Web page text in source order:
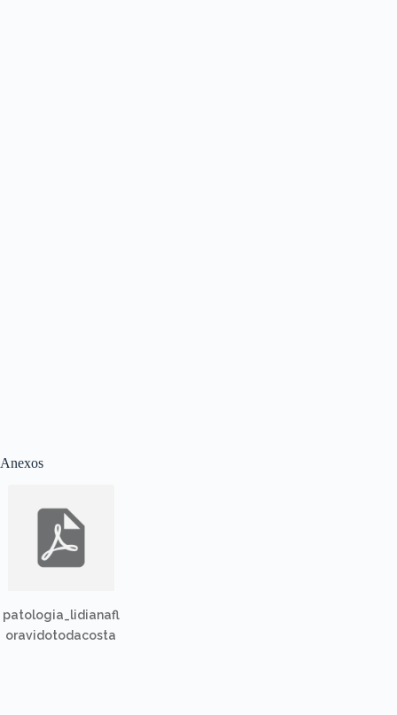
Anexos
patologia_lidianafl
oravidotodacosta